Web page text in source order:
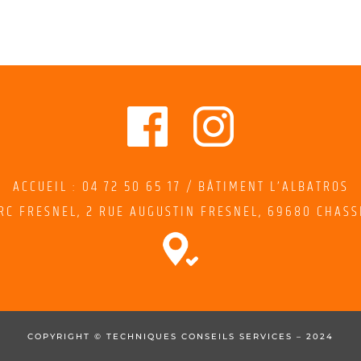
ACCUEIL : 04 72 50 65 17 / BÂTIMENT L’ALBATROS
FRESNEL, 2 RUE AUGUSTIN FRESNEL, 69680
COPYRIGHT © TECHNIQUES CONSEILS SERVICES – 2024